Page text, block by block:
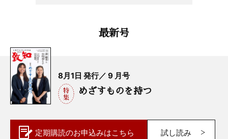
最新号
8月1日 発行／ 9 月号
めざすものを持つ
定期購読のお申込みはこちら 試し読み